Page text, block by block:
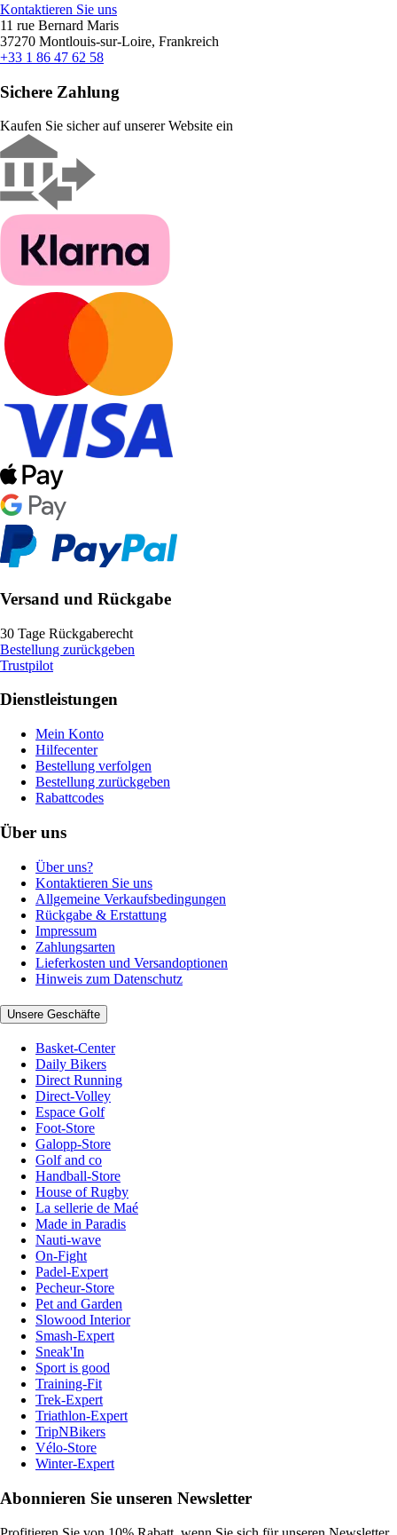
Kontaktieren Sie uns
11 rue Bernard Maris
37270 Montlouis-sur-Loire, Frankreich
+33 1 86 47 62 58
Sichere Zahlung
Kaufen Sie sicher auf unserer Website ein
Versand und Rückgabe
30 Tage Rückgaberecht
Bestellung zurückgeben
Trustpilot
Dienstleistungen
Mein Konto
Hilfecenter
Bestellung verfolgen
Bestellung zurückgeben
Rabattcodes
Über uns
Über uns?
Kontaktieren Sie uns
Allgemeine Verkaufsbedingungen
Rückgabe & Erstattung
Impressum
Zahlungsarten
Lieferkosten und Versandoptionen
Hinweis zum Datenschutz
Unsere Geschäfte
Basket-Center
Daily Bikers
Direct Running
Direct-Volley
Espace Golf
Foot-Store
Galopp-Store
Golf and co
Handball-Store
House of Rugby
La sellerie de Maé
Made in Paradis
Nauti-wave
On-Fight
Padel-Expert
Pecheur-Store
Pet and Garden
Slowood Interior
Smash-Expert
Sneak'In
Sport is good
Training-Fit
Trek-Expert
Triathlon-Expert
TripNBikers
Vélo-Store
Winter-Expert
Abonnieren Sie unseren Newsletter